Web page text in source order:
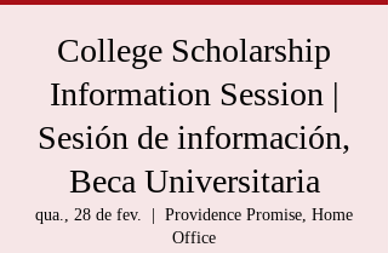
College Scholarship
Information Session |
Sesión de información,
Beca Universitaria
qua., 28 de fev.
Providence Promise, Home
Office